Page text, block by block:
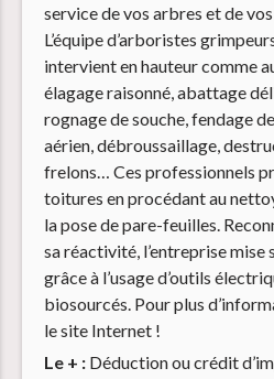
service de vos arbres et de
L’équipe d’arboristes
intervient en hauteur comme
élagage raisonné, abattage
rognage de souche, fendage
aérien, débroussaillage,
frelons… Ces professionnels
toitures en procédant au
la pose de pare-feuilles.
sa réactivité, l’entreprise
grâce à l’usage d’outils
biosourcés. Pour plus
le site Internet !
Le + : Déduction ou crédit